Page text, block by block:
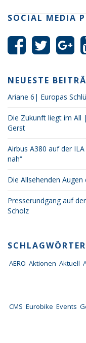
SOCIAL MEDIA
NEUESTE
Ariane 6| Europas
Die Zukunft liegt im
Gerst
Airbus A380 auf der
nah‘‘
Die Allsehenden
Presserundgang auf
Scholz
SCHLAGWÖRTER
AERO Aktionen Aktuell
CMS Eurobike Events